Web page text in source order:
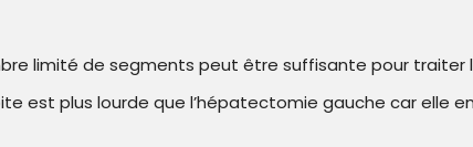
limité de segments peut être suffisante pour traiter
est plus lourde que l’hépatectomie gauche car elle